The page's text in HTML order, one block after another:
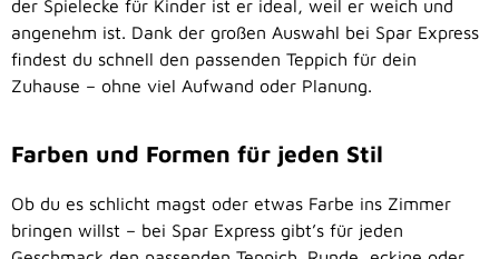
der Spielecke für Kinder ist er ideal, weil er weich und
angenehm ist. Dank der großen Auswahl bei Spar Express
findest du schnell den passenden Teppich für dein
Zuhause – ohne viel Aufwand oder Planung.
Farben und Formen für jeden Stil
Ob du es schlicht magst oder etwas Farbe ins Zimmer
bringen willst – bei Spar Express gibt’s für jeden